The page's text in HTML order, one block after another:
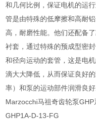
和几何比例，保证电机的运
管是由特殊的低摩擦和高耐
高，耐磨性能。他们还配备
衬套，通过特殊的预成型密
和径向运动的套管，这是电
滴大大降低，从而保证良好
率）和泵的运动部件润滑良好
Marzocchi马祖奇齿轮泵
GHP1A-D-13-FG